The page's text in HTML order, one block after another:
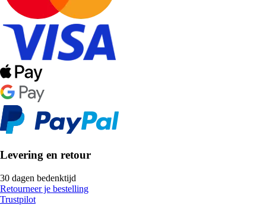
Levering en retour
30 dagen bedenktijd
Retourneer je bestelling
Trustpilot